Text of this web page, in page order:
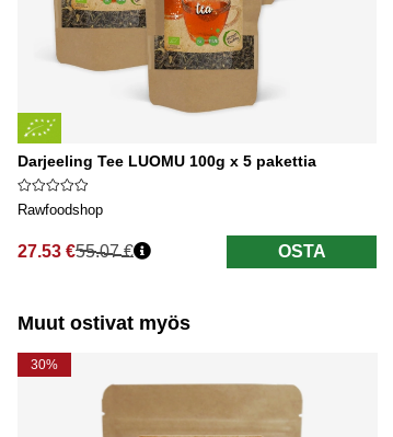
Darjeeling Tee LUOMU 100g x 5 pakettia
Rawfoodshop
27.53 €
Normaali hinta
55.07 € OSTA
Muut ostivat myös
30%